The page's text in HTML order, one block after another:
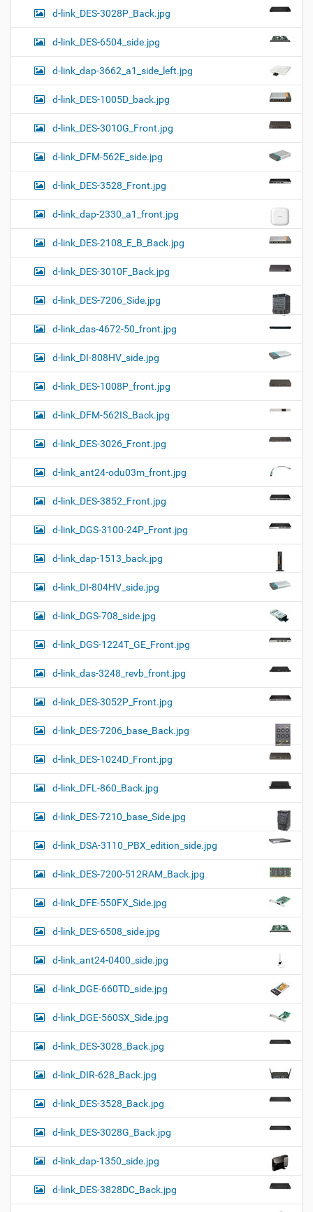
d-link_DES-3028P_Back.jpg
d-link_DES-6504_side.jpg
d-link_dap-3662_a1_side_left.jpg
d-link_DES-1005D_back.jpg
d-link_DES-3010G_Front.jpg
d-link_DFM-562E_side.jpg
d-link_DES-3528_Front.jpg
d-link_dap-2330_a1_front.jpg
d-link_DES-2108_E_B_Back.jpg
d-link_DES-3010F_Back.jpg
d-link_DES-7206_Side.jpg
d-link_das-4672-50_front.jpg
d-link_DI-808HV_side.jpg
d-link_DES-1008P_front.jpg
d-link_DFM-562IS_Back.jpg
d-link_DES-3026_Front.jpg
d-link_ant24-odu03m_front.jpg
d-link_DES-3852_Front.jpg
d-link_DGS-3100-24P_Front.jpg
d-link_dap-1513_back.jpg
d-link_DI-804HV_side.jpg
d-link_DGS-708_side.jpg
d-link_DGS-1224T_GE_Front.jpg
d-link_das-3248_revb_front.jpg
d-link_DES-3052P_Front.jpg
d-link_DES-7206_base_Back.jpg
d-link_DES-1024D_Front.jpg
d-link_DFL-860_Back.jpg
d-link_DES-7210_base_Side.jpg
d-link_DSA-3110_PBX_edition_side.jpg
d-link_DES-7200-512RAM_Back.jpg
d-link_DFE-550FX_Side.jpg
d-link_DES-6508_side.jpg
d-link_ant24-0400_side.jpg
d-link_DGE-660TD_side.jpg
d-link_DGE-560SX_Side.jpg
d-link_DES-3028_Back.jpg
d-link_DIR-628_Back.jpg
d-link_DES-3528_Back.jpg
d-link_DES-3028G_Back.jpg
d-link_dap-1350_side.jpg
d-link_DES-3828DC_Back.jpg